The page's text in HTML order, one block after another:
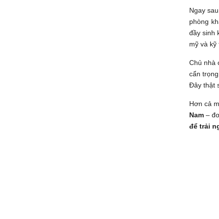
Ngay
phòng
đầy sinh
mỹ và kỹ
Chủ nhà
cẩn
Đây thật
Hơn cả
Nam –
để trải